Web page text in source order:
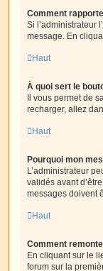
Comment
Si l’administrateur
message. En
Haut
À quoi sert le
Il vous permet de
recharger, allez
Haut
Pourquoi mon
L’administrateur
validés avant
messages doivent
Haut
Comment
En cliquant sur le
forum sur la